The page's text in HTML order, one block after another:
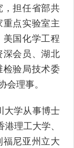
担任省部共
点实验室主
国化学工程
深会员、湖北
检验局技术委
会理事。
学从事博士
理工大学、
尼亚州立大